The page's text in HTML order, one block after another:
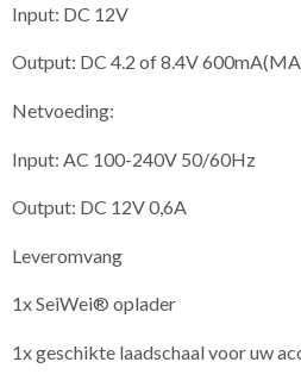
Input: DC 12V
Output: DC 4.2 of 8.4V
Netvoeding:
Input: AC 100-240V 50/60Hz
Output: DC 12V 0,6A
Leveromvang
1x SeiWei® oplader
1x geschikte laadschaal voor uw